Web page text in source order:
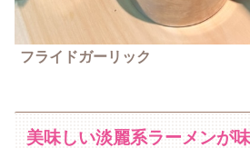
フライドガーリック
美味しい淡麗系ラーメンが